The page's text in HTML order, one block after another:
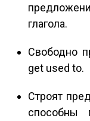
глагола.
Свободно
get used to.
Строят
способны